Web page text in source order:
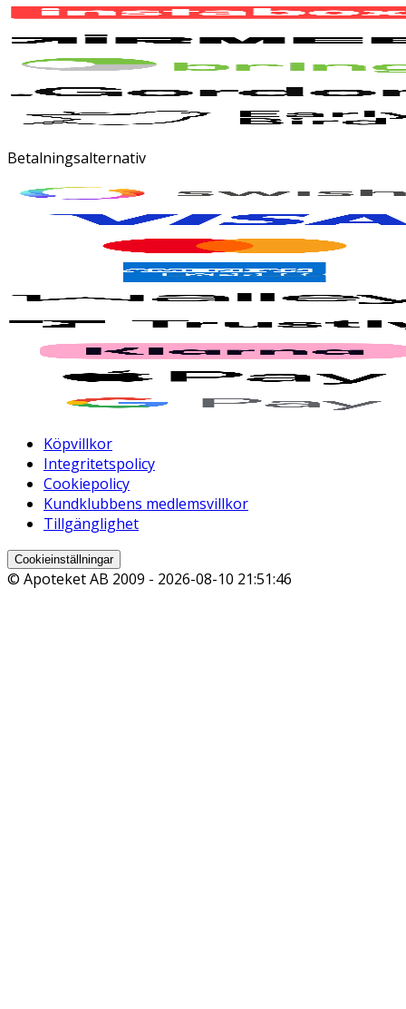
Betalningsalternativ
Köpvillkor
Integritetspolicy
Cookiepolicy
Kundklubbens medlemsvillkor
Tillgänglighet
Cookieinställningar
© Apoteket AB 2009 - 2026-08-10 21:51:46